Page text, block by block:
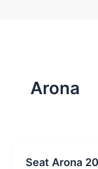
Arona
Seat Arona